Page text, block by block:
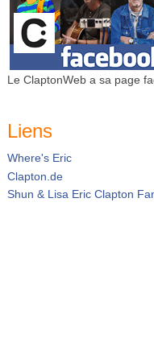
Le ClaptonWeb a sa page
Liens
Where's Eric
Clapton.de
Shun & Lisa Eric Clapton